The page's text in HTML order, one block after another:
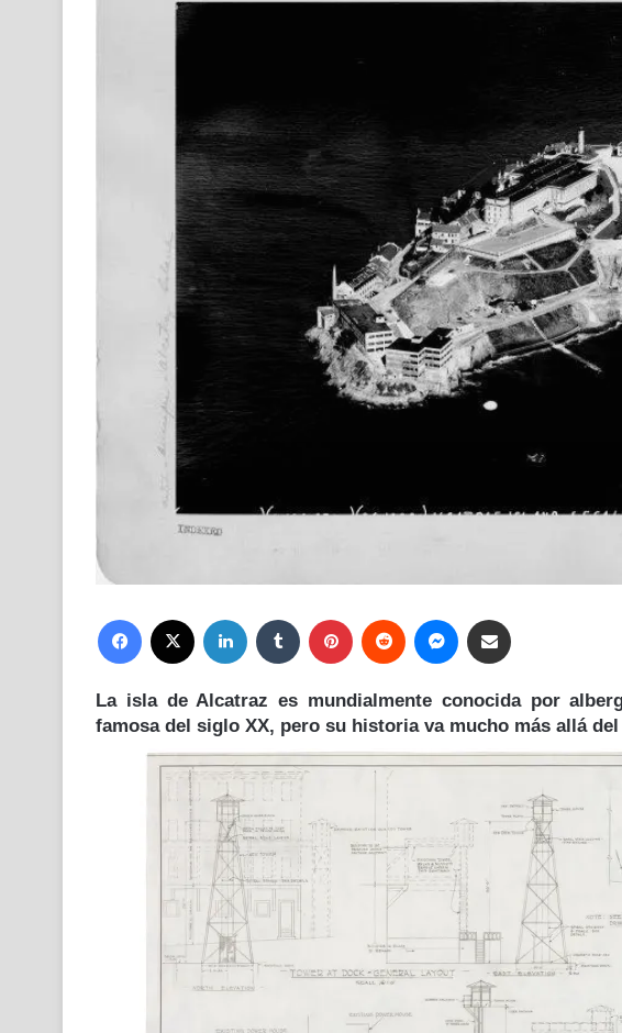
Facebook LinkedIn Tumblr Pinterest Reddit Messenger
La isla de Alcatraz es mundialmente conocida por
famosa del siglo XX, pero su historia va mucho más allá